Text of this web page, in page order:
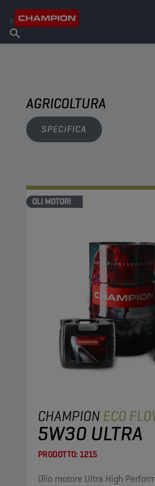
Informazioni su Champion
Trova un punto vendita
AGRICOLTURA
SPECIFICA
OLI MOTORI
CHAMPION ECO
5W30 ULTRA
PRODOTTO: 1215
Olio motore Ultra High